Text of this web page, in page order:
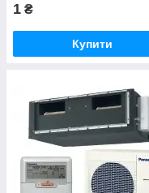
1 ₴
Купити